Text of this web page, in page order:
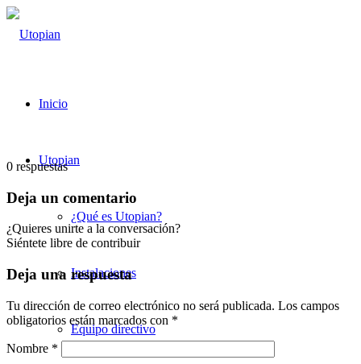
Inicio
Utopian
¿Qué es Utopian?
Instalaciones
Equipo directivo
0 respuestas
Deja un comentario
¿Quieres unirte a la conversación?
Siéntete libre de contribuir
Deja una respuesta
Tu dirección de correo electrónico no será publicada. Los campos
obligatorios están marcados con *
Nombre *